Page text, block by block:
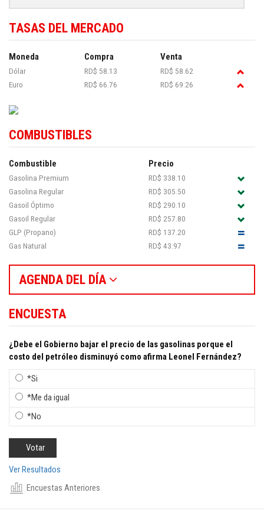
TASAS DEL MERCADO
Moneda Compra Venta
Dólar RD$ 58.13
RD$ 58.62
Euro
RD$ 66.76 RD$ 69.26
COMBUSTIBLES
Combustible Precio
Gasolina Premium
RD$ 338.10
Gasolina Regular
RD$ 305.50
Gasoil Óptimo
RD$ 290.10
Gasoil Regular
RD$ 257.80
GLP (Propano)
RD$ 137.20
Gas Natural
RD$ 43.97
AGENDA DEL DÍA
ENCUESTA
¿Debe el Gobierno bajar el precio de las gasolinas porque el
costo del petróleo disminuyó como afirma Leonel Fernández?
*Si
*Me da igual
*No
Ver Resultados
Encuestas Anteriores